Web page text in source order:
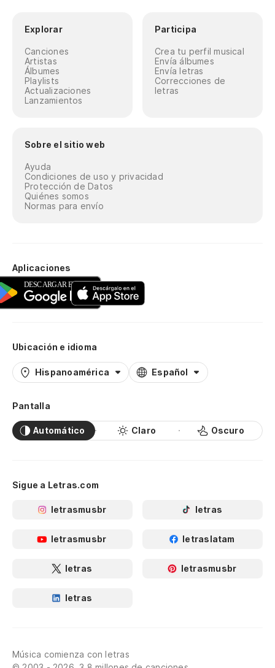
Explorar
Canciones
Artistas
Álbumes
Playlists
Actualizaciones
Lanzamientos
Participa
Crea tu perfil musical
Envía álbumes
Envía letras
Correcciones de
letras
Sobre el sitio web
Ayuda
Condiciones de uso y privacidad
Protección de Datos
Quiénes somos
Normas para envío
Aplicaciones
Ubicación e idioma
Hispanoamérica Español
Pantalla
Automático Claro Oscuro
Sigue a Letras.com
letrasmusbr letras
letrasmusbr letraslatam
letras letrasmusbr
letras
Música comienza con letras